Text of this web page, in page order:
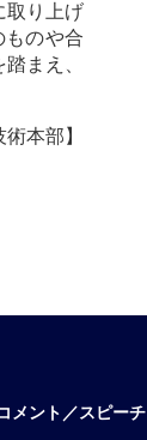
取り上げ
のや合
まえ、
術本部】
メント／スピーチ